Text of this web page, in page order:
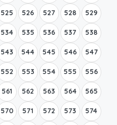
525 526 527 528 529
534 535 536 537 538
543 544 545 546 547
552 553 554 555 556
561 562 563 564 565
570 571 572 573 574